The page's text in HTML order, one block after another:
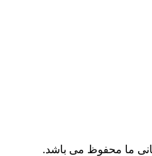
ما محفوظ می باشد.